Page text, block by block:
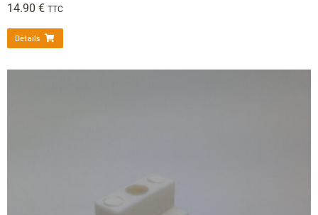
14.90 € TTC
Détails